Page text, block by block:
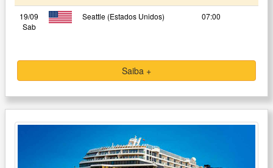
19/09
Sab
Seattle (Estados Unidos) 07:00
Saiba +